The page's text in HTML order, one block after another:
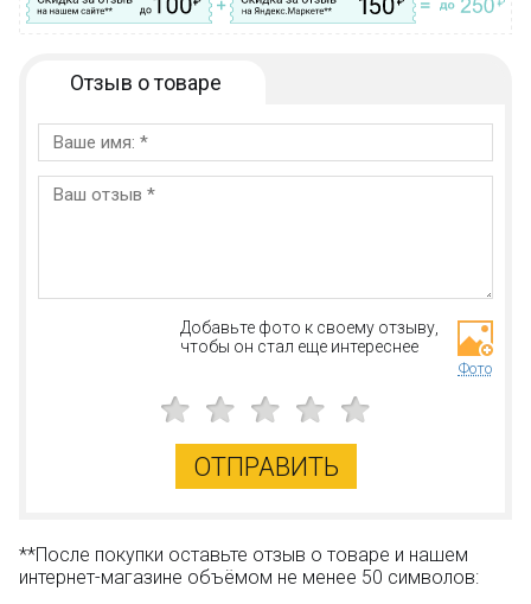
Отзыв о товаре
Добавьте фото к своему отзыву,
чтобы он стал еще интереснее
Фото
ОТПРАВИТЬ
**После покупки оставьте отзыв о товаре и нашем
интернет-магазине объёмом не менее 50 символов: